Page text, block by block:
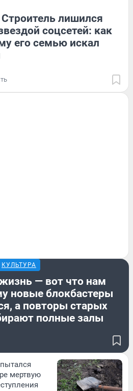
лишился
соцсетей: как
его семью искал
КУЛЬТУРА
— вот что нам
новые блокбастеры
а повторы старых
полные залы
мертвую